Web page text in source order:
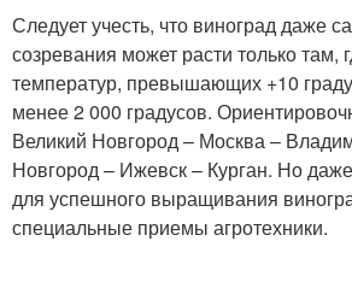
Следует учесть, что виноград даже
созревания может расти только там,
температур, превышающих +10
менее 2 000 градусов.
Великий Новгород – Москва –
Новгород – Ижевск – Курган. Но
для успешного выращивания
специальные приемы агротехники.